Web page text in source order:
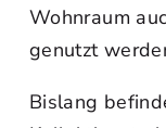
Wohnraum
genutzt
Bislang